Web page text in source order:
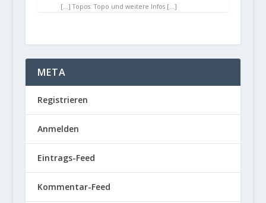
[…] Topos: Topo und weitere Infos […]
META
Registrieren
Anmelden
Eintrags-Feed
Kommentar-Feed